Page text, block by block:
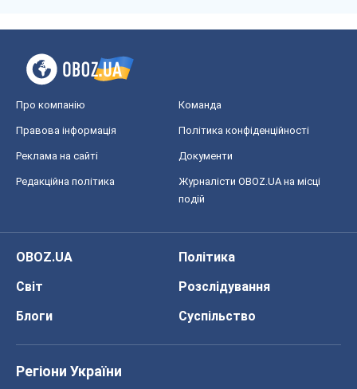
Про компанію Команда
Правова інформація Політика конфіденційності
Реклама на сайті Документи
Редакційна політика
Журналісти OBOZ.UA на місці
подій
OBOZ.UA
Політика
Світ
Розслідування
Блоги
Суспільство
Регіони України